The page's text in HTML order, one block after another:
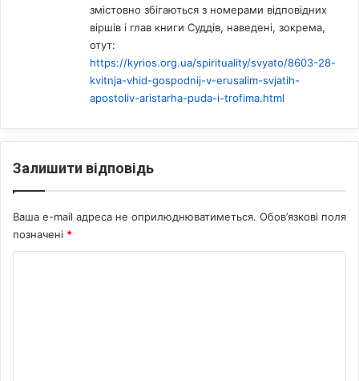
змістовно збігаються з номерами відповідних
віршів і глав книги Суддів, наведені, зокрема,
отут:
https://kyrios.org.ua/spirituality/svyato/8603-28-
kvitnja-vhid-gospodnij-v-erusalim-svjatih-
apostoliv-aristarha-puda-i-trofima.html
Залишити відповідь
Ваша e-mail адреса не оприлюднюватиметься. Обов’язкові поля
позначені *